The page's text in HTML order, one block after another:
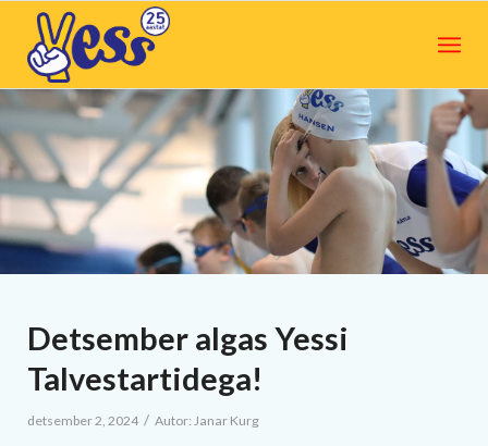
Detsember algas Yessi
Talvestartidega!
detsember 2, 2024 / Autor: Janar Kurg